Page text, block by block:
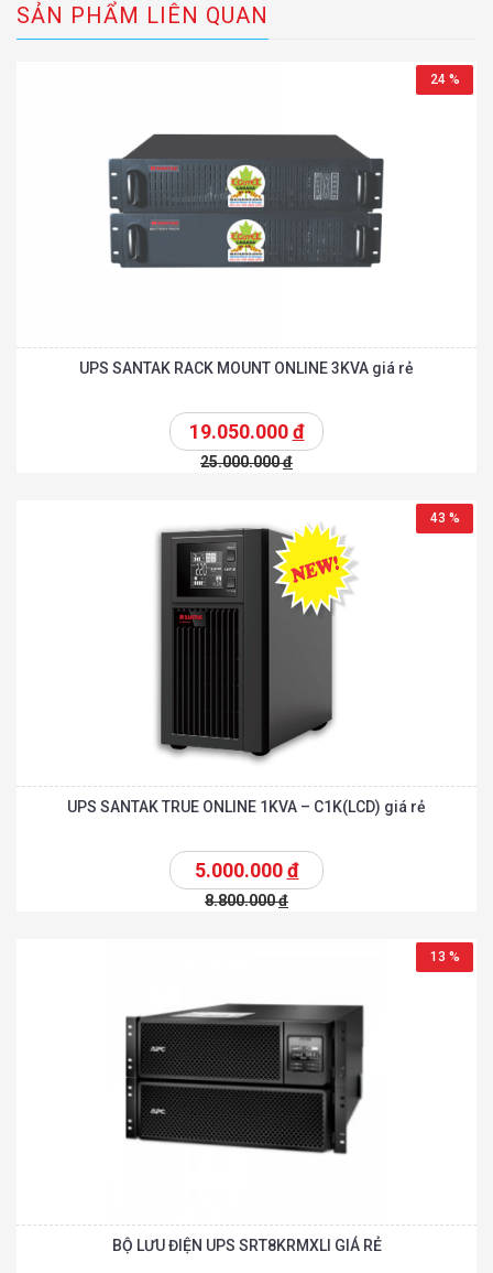
SẢN PHẨM LIÊN QUAN
24 %
UPS SANTAK RACK MOUNT ONLINE 3KVA giá rẻ
19.050.000đ
25.000.000đ
43 %
UPS SANTAK TRUE ONLINE 1KVA – C1K(LCD) giá rẻ
5.000.000đ
8.800.000đ
13 %
BỘ LƯU ĐIỆN UPS SRT8KRMXLI GIÁ RẺ